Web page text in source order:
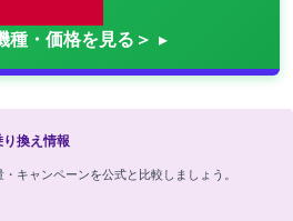
種・価格を見る＞
換え情報
キャンペーンを公式と比較しましょう。